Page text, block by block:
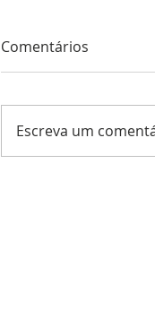
Comentários
Escreva um